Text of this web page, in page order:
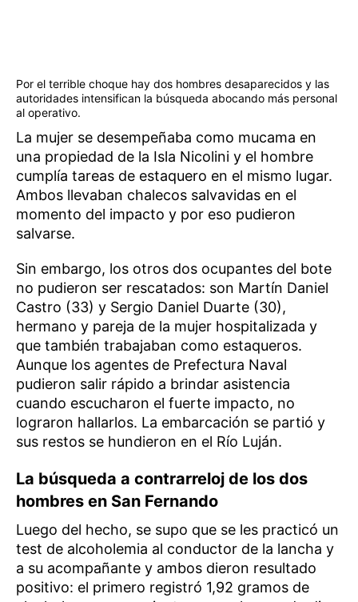
Por el terrible choque hay dos hombres desaparecidos y las
autoridades intensifican la búsqueda abocando más personal
al operativo.
La mujer se desempeñaba como mucama en
una propiedad de la Isla Nicolini y el hombre
cumplía tareas de estaquero en el mismo lugar.
Ambos llevaban chalecos salvavidas en el
momento del impacto y por eso pudieron
salvarse.
Sin embargo, los otros dos ocupantes del bote
no pudieron ser rescatados: son Martín Daniel
Castro (33) y Sergio Daniel Duarte (30),
hermano y pareja de la mujer hospitalizada y
que también trabajaban como estaqueros.
Aunque los agentes de Prefectura Naval
pudieron salir rápido a brindar asistencia
cuando escucharon el fuerte impacto, no
lograron hallarlos. La embarcación se partió y
sus restos se hundieron en el Río Luján.
La búsqueda a contrarreloj de los dos
hombres en San Fernando
Luego del hecho, se supo que se les practicó un
test de alcoholemia al conductor de la lancha y
a su acompañante y ambos dieron resultado
positivo: el primero registró 1,92 gramos de